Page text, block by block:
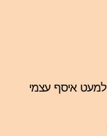
איסף עצמי